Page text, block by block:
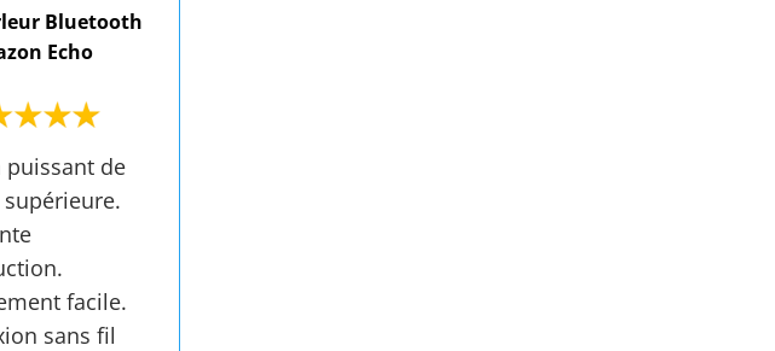
Bluetooth
Echo
puissant de
facile.
sans fil